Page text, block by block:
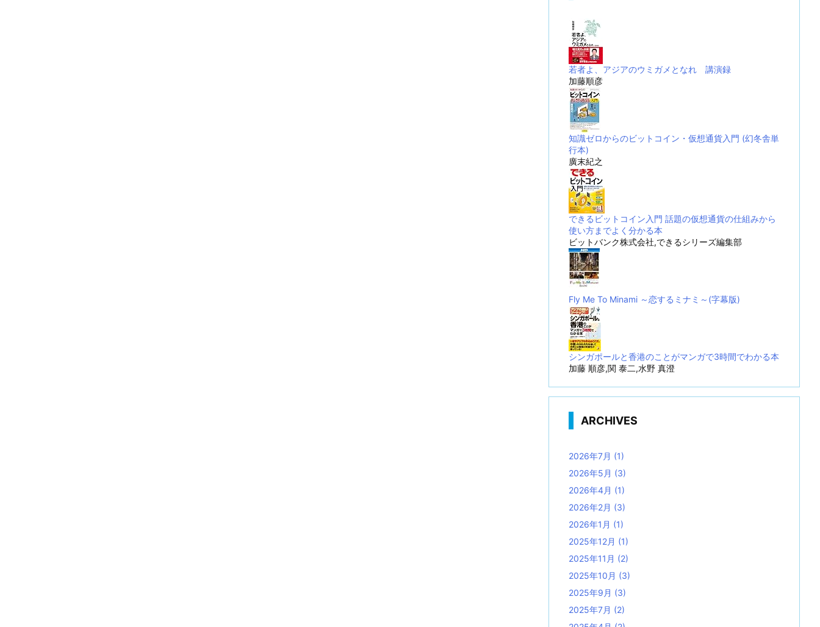
若者よ、アジアのウミガメとなれ 講演録
加藤順彦
知識ゼロからのビットコイン・仮想通貨入門 (幻冬舎単
行本)
廣末紀之
できるビットコイン入門 話題の仮想通貨の仕組みから
使い方までよく分かる本
ビットバンク株式会社,できるシリーズ編集部
Fly Me To Minami ～恋するミナミ～(字幕版)
シンガポールと香港のことがマンガで3時間でわかる本
加藤 順彦,関 泰二,水野 真澄
ARCHIVES
2026年7月 (1)
2026年5月 (3)
2026年4月 (1)
2026年2月 (3)
2026年1月 (1)
2025年12月 (1)
2025年11月 (2)
2025年10月 (3)
2025年9月 (3)
2025年7月 (2)